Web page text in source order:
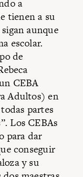
a
tienen a su
aunque
escolar.
de
CEBA
Adultos) en
partes
Los CEBAs
para dar
conseguir
y su